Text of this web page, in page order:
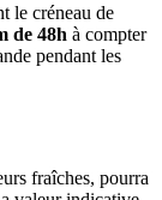
le créneau de
de 48h à compter
pendant les
fraîches, pourra